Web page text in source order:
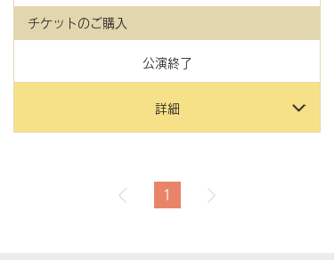
チケットのご購入
公演終了
詳細
1